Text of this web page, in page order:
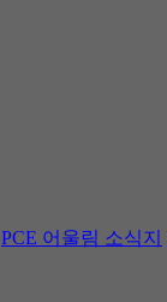
PCE 어울림 소식지